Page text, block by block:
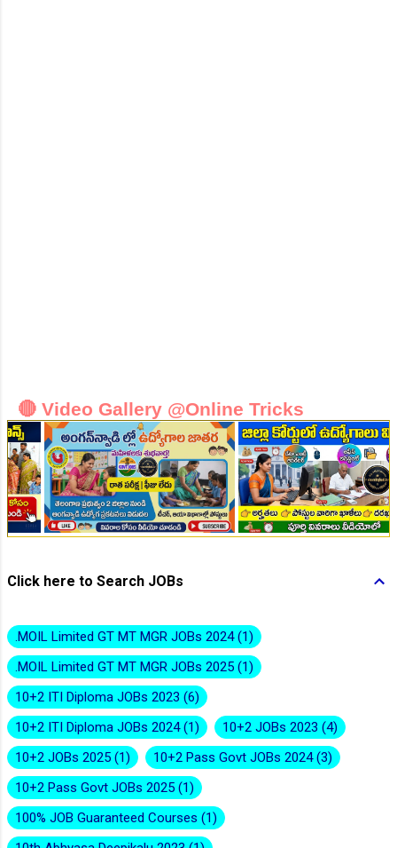
👆Online Applications Ends on 10-August-2026
👆Online Applications Ends on 10-August-2026
🔴 Video Gallery @Online Tricks
Click here to Search JOBs
.MOIL Limited GT MT MGR JOBs 2024 1
.MOIL Limited GT MT MGR JOBs 2025 1
10+2 ITI Diploma JOBs 2023 6
10+2 ITI Diploma JOBs 2024 1 10+2 JOBs 2023 4
10+2 JOBs 2025 1 10+2 Pass Govt JOBs 2024 3
10+2 Pass Govt JOBs 2025 1
100% JOB Guaranteed Courses 1